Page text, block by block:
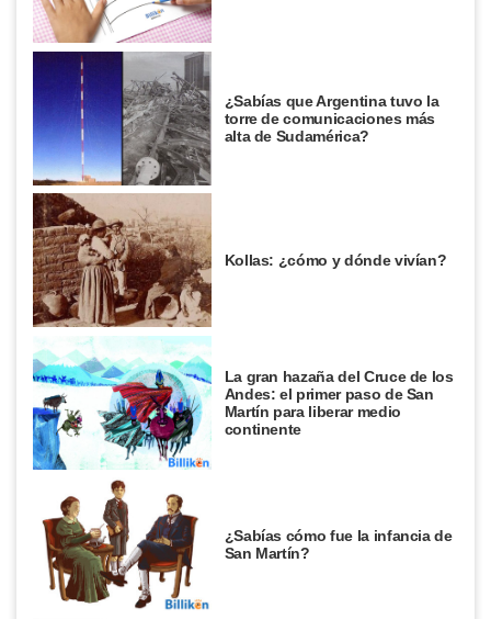
¿Sabías que Argentina tuvo la
torre de comunicaciones más
alta de Sudamérica?
Kollas: ¿cómo y dónde vivían?
La gran hazaña del Cruce de los
Andes: el primer paso de San
Martín para liberar medio
continente
¿Sabías cómo fue la infancia de
San Martín?